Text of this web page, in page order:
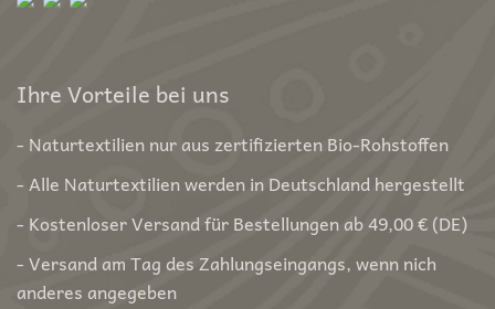
Ihre Vorteile bei uns
- Naturtextilien nur aus zertifizierten Bio-Rohstoffen
- Alle Naturtextilien werden in Deutschland hergestellt
- Kostenloser Versand für Bestellungen ab 49,00 € (DE)
- Versand am Tag des Zahlungseingangs, wenn nich
anderes angegeben